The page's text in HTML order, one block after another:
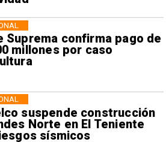
Suprema confirma pago de
millones por caso
suspende construcción
Norte en El Teniente
sísmicos